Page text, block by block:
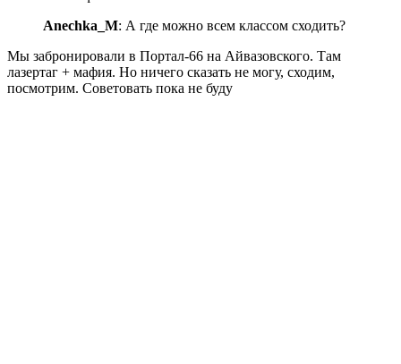
Anechka_M: А где можно всем классом сходить?
Мы забронировали в Портал-66 на Айвазовского. Там
лазертаг + мафия. Но ничего сказать не могу, сходим,
посмотрим. Советовать пока не буду